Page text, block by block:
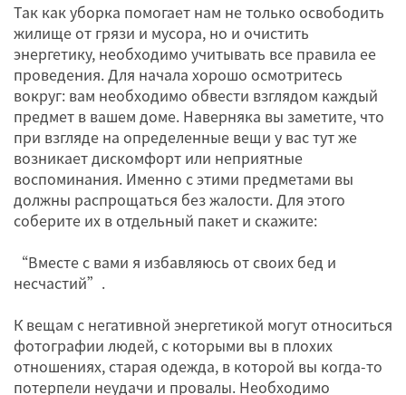
Так как уборка помогает нам не только освободить
жилище от грязи и мусора, но и очистить
энергетику, необходимо учитывать все правила ее
проведения. Для начала хорошо осмотритесь
вокруг: вам необходимо обвести взглядом каждый
предмет в вашем доме. Наверняка вы заметите, что
при взгляде на определенные вещи у вас тут же
возникает дискомфорт или неприятные
воспоминания. Именно с этими предметами вы
должны распрощаться без жалости. Для этого
соберите их в отдельный пакет и скажите:
“Вместе с вами я избавляюсь от своих бед и
несчастий”.
К вещам с негативной энергетикой могут относиться
фотографии людей, с которыми вы в плохих
отношениях, старая одежда, в которой вы когда-то
потерпели неудачи и провалы. Необходимо